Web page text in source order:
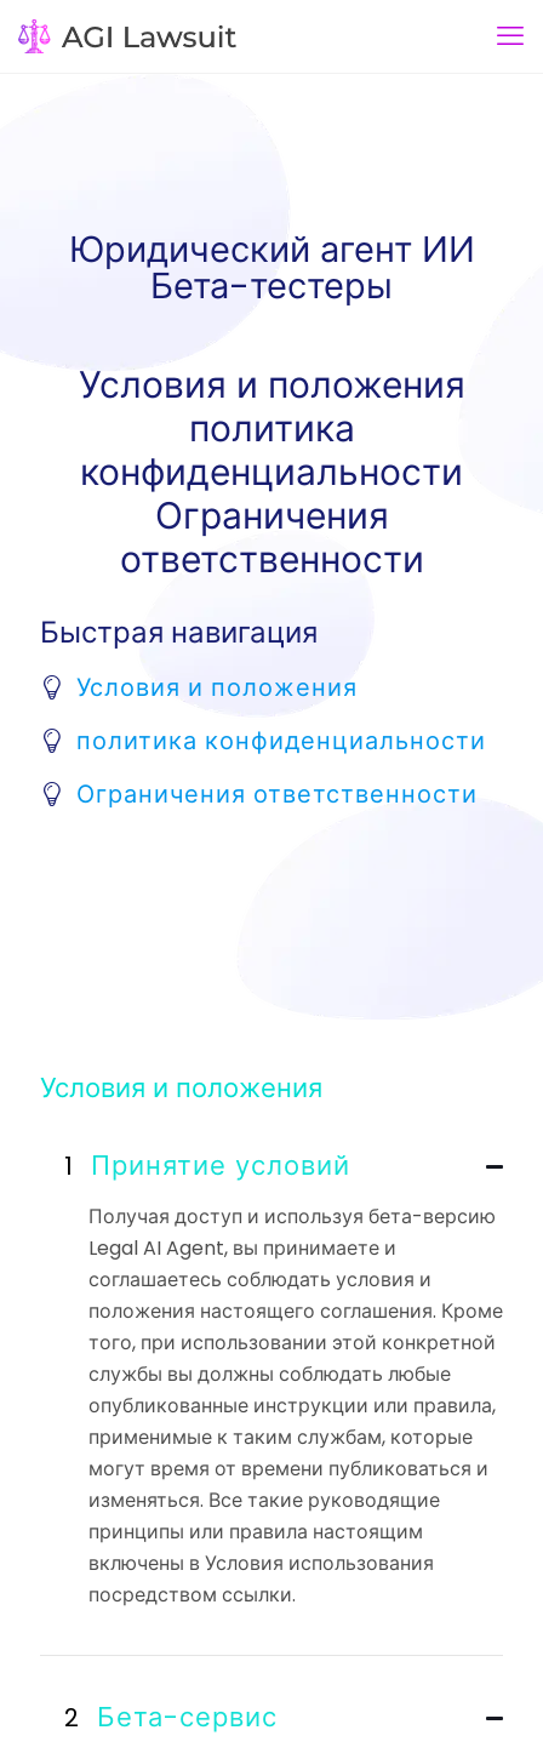
Юридический агент ИИ
Бета-тестеры
Условия и положения
политика
конфиденциальности
Ограничения
ответственности
Быстрая навигация
Условия и положения
политика конфиденциальности
Ограничения ответственности
Условия и положения
Принятие условий
Получая доступ и используя бета-версию
Legal AI Agent, вы принимаете и
соглашаетесь соблюдать условия и
положения настоящего соглашения. Кроме
того, при использовании этой конкретной
службы вы должны соблюдать любые
опубликованные инструкции или правила,
применимые к таким службам, которые
могут время от времени публиковаться и
изменяться. Все такие руководящие
принципы или правила настоящим
включены в Условия использования
посредством ссылки.
Бета-сервис